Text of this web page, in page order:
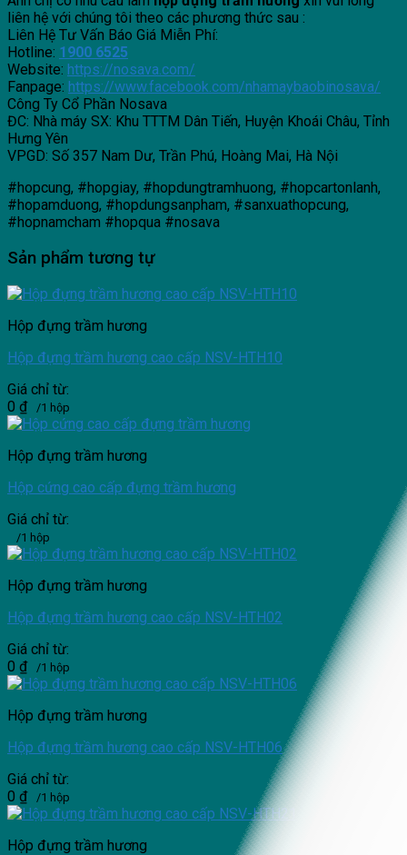
liên hệ với chúng tôi theo các phương thức sau :
Liên Hệ Tư Vấn Báo Giá Miễn Phí:
Hotline: 1900 6525
Website: https://nosava.com/
Fanpage: https://www.facebook.com/nhamaybaobinosava/
Công Ty Cổ Phần Nosava
ĐC: Nhà máy SX: Khu TTTM Dân Tiến, Huyện Khoái Châu, Tỉnh
Hưng Yên
VPGD: Số 357 Nam Dư, Trần Phú, Hoàng Mai, Hà Nội
#hopcung, #hopgiay, #hopdungtramhuong, #hopcartonlanh,
#hopamduong, #hopdungsanpham, #sanxuathopcung,
#hopnamcham #hopqua #nosava
Sản phẩm tương tự
Hộp đựng trầm hương
Hộp đựng trầm hương cao cấp NSV-HTH10
Giá chỉ từ:
0 ₫ /1 hộp
Hộp đựng trầm hương
Hộp cứng cao cấp đựng trầm hương
Giá chỉ từ:
/1 hộp
Hộp đựng trầm hương
Hộp đựng trầm hương cao cấp NSV-HTH02
Giá chỉ từ:
0 ₫ /1 hộp
Hộp đựng trầm hương
Hộp đựng trầm hương cao cấp NSV-HTH06
Giá chỉ từ:
0 ₫ /1 hộp
Hộp đựng trầm hương